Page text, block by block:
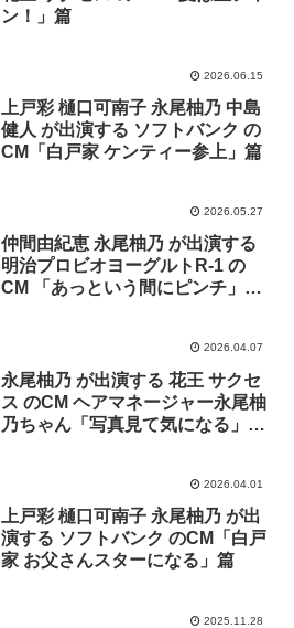
ン！」篇
2026.06.15
上戸彩 樋口可南子 永尾柚乃 中島
健人 が出演する ソフトバンク の
CM「白戸家 ケンティー参上」篇
2026.05.27
仲間由紀恵 永尾柚乃 が出演する
明治プロビオヨーグルトR-1 の
CM 「あっという間にピンチ」篇
2026.04.07
永尾柚乃 が出演する 花王 サクセ
ス のCM ヘアマネージャー永尾柚
乃ちゃん「写真見て気になる」篇
2026.04.01
上戸彩 樋口可南子 永尾柚乃 が出
演する ソフトバンク のCM「白戸
家 お父さんスターになる」篇
2025.11.28